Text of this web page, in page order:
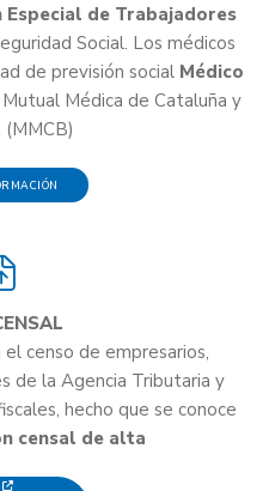
Especial de Trabajadores
Social. Los médicos
de previsión social Médico
Médica de Cataluña y
censo de empresarios,
de la Agencia Tributaria y
hecho que se conoce
censal de alta